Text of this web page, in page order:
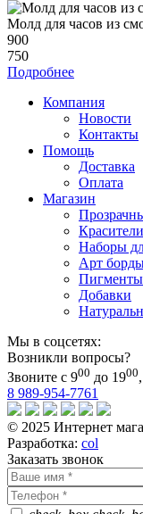
Молд для часов из
900
750
Подробнее
Компания
Новости
Контакты
Помощь
Доставка
Оплата
Магазин
Наборы
Арт
Пигменты
Добавки
Мы в соцсетях:
Возникли вопросы?
Звоните с 900 до 1900
8 989-954-7761
© 2025 Интернет
Разработка: col
Заказать звонок